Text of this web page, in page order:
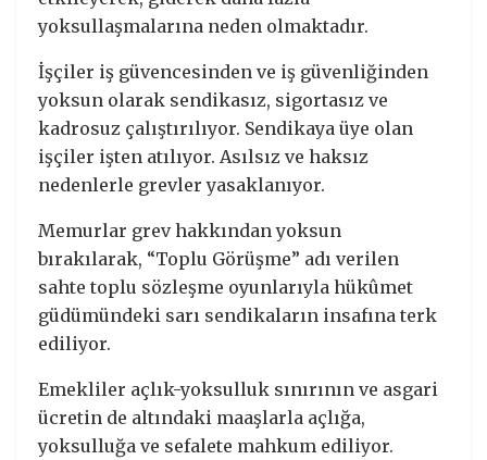
yoksullaşmalarına neden olmaktadır.
İşçiler iş güvencesinden ve iş güvenliğinden
yoksun olarak sendikasız, sigortasız ve
kadrosuz çalıştırılıyor. Sendikaya üye olan
işçiler işten atılıyor. Asılsız ve haksız
nedenlerle grevler yasaklanıyor.
Memurlar grev hakkından yoksun
bırakılarak, “Toplu Görüşme” adı verilen
sahte toplu sözleşme oyunlarıyla hükûmet
güdümündeki sarı sendikaların insafına terk
ediliyor.
Emekliler açlık-yoksulluk sınırının ve asgari
ücretin de altındaki maaşlarla açlığa,
yoksulluğa ve sefalete mahkum ediliyor.